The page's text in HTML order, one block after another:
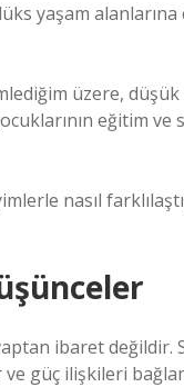
yaşam alanlarına
üzere, düşük
eğitim
nasıl
ibaret
güç ilişkileri